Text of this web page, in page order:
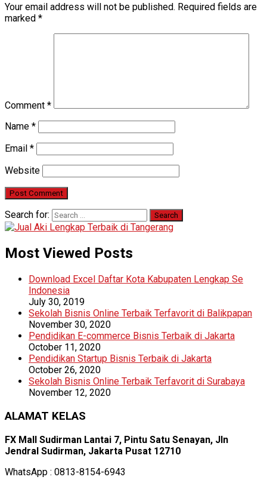
Your email address will not be published. Required fields are
marked *
Comment *
Name *
Email *
Website
Search for:
Most Viewed Posts
Download Excel Daftar Kota Kabupaten Lengkap Se
Indonesia
July 30, 2019
Sekolah Bisnis Online Terbaik Terfavorit di Balikpapan
November 30, 2020
Pendidikan E-commerce Bisnis Terbaik di Jakarta
October 11, 2020
Pendidikan Startup Bisnis Terbaik di Jakarta
October 26, 2020
Sekolah Bisnis Online Terbaik Terfavorit di Surabaya
November 12, 2020
ALAMAT KELAS
FX Mall Sudirman Lantai 7, Pintu Satu Senayan, Jln
Jendral Sudirman, Jakarta Pusat 12710
WhatsApp : 0813-8154-6943